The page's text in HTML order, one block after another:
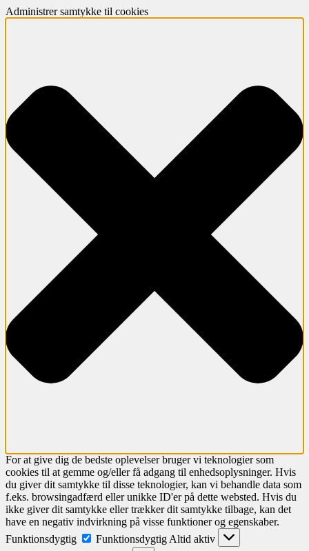
Administrer samtykke til cookies
For at give dig de bedste oplevelser bruger vi teknologier som
cookies til at gemme og/eller få adgang til enhedsoplysninger. Hvis
du giver dit samtykke til disse teknologier, kan vi behandle data som
f.eks. browsingadfærd eller unikke ID'er på dette websted. Hvis du
ikke giver dit samtykke eller trækker dit samtykke tilbage, kan det
have en negativ indvirkning på visse funktioner og egenskaber.
Funktionsdygtig
Funktionsdygtig Altid aktiv